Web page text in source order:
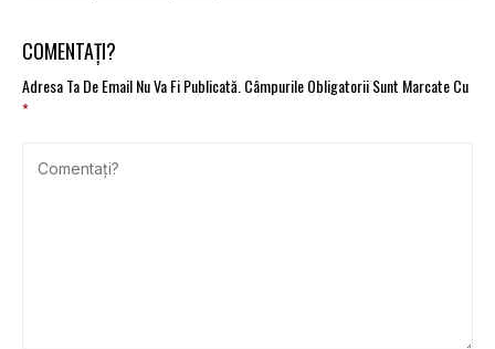
COMENTAȚI?
Adresa Ta De Email Nu Va Fi Publicată. Câmpurile Obligatorii Sunt Marcate Cu
*